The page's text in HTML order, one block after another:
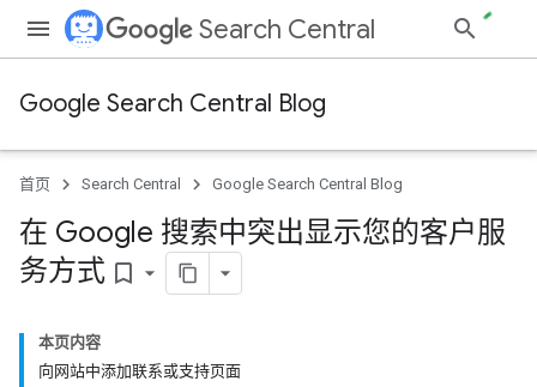
Search Central
Google Search Central Blog
首页 Search Central Google Search Central Blog
在 Google 搜索中突出显示您的客户服
务方式 bookmark_border
本页内容
向网站中添加联系或支持页面